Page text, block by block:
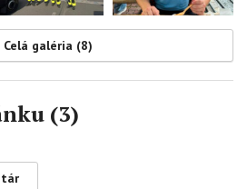
Celá galéria (8)
(3)